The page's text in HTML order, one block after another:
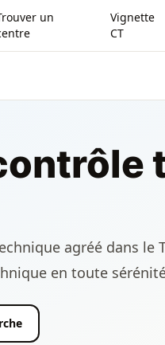
un
Vignette
CT
agréé dans le
en toute